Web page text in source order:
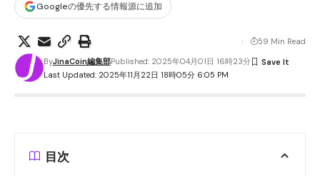
Googleの優先する情報源に追加
Last Updated: 2025年11月22日 18時05分 6:05 PM
ByJinaCoin編集部Published: 2025年04月01日 16時23分
59 Min Read
目次